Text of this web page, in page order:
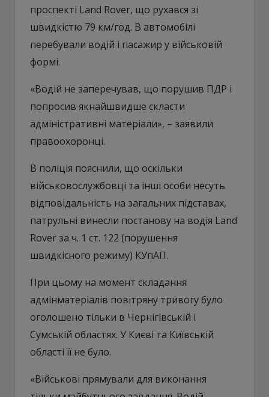
проспекті Land Rover, що рухався зі
швидкістю 79 км/год. В автомобілі
перебували водій і пасажир у військовій
формі.
«Водій не заперечував, що порушив ПДР і
попросив якнайшвидше скласти
адміністративні матеріали», – заявили
правоохоронці.
В поліція пояснили, що оскільки
військовослужбовці та інші особи несуть
відповідальність на загальних підставах,
патрульні винесли постанову на водія Land
Rover за ч. 1 ст. 122 (порушення
швидкісного режиму) КУпАП.
При цьому на момент складання
адмінматеріалів повітряну тривогу було
оголошено тільки в Чернігівській і
Сумській областях. У Києві та Київській
області її не було.
«Військові прямували для виконання